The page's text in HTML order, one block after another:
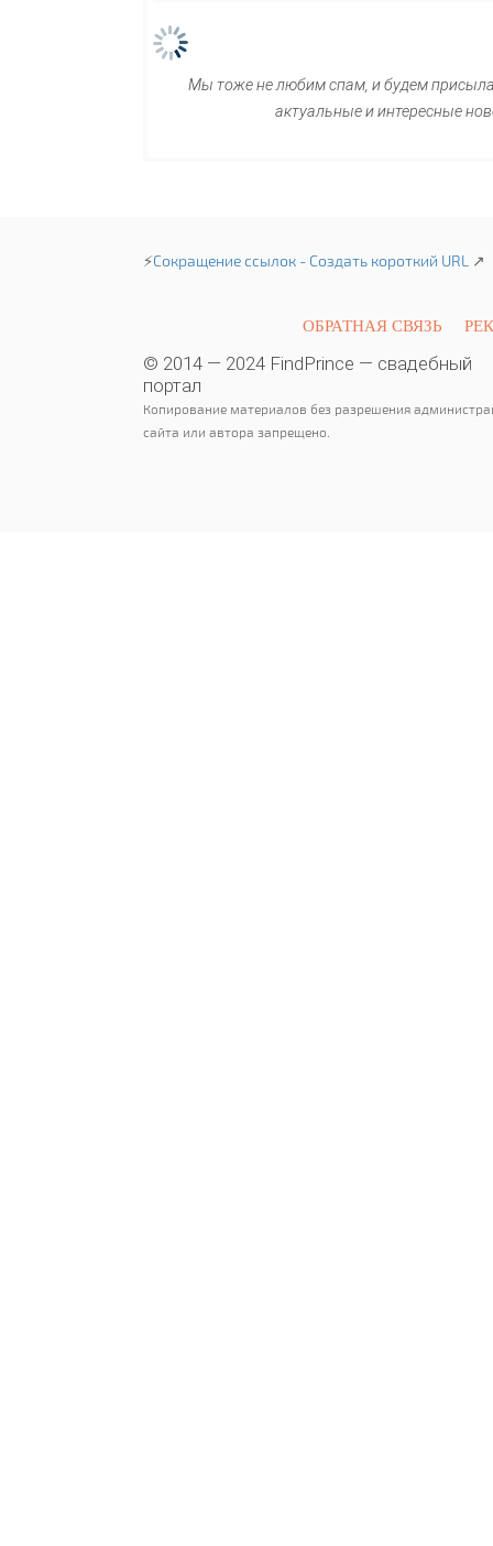
Мы тоже не любим спам, и будем
актуальные и интересные
⚡Сокращение ссылок - Создать короткий URL ↗
ОБРАТНАЯ СВЯЗЬ
© 2014 — 2024 FindPrince — свадебный
портал
Копирование материалов без разрешения
сайта или автора запрещено.